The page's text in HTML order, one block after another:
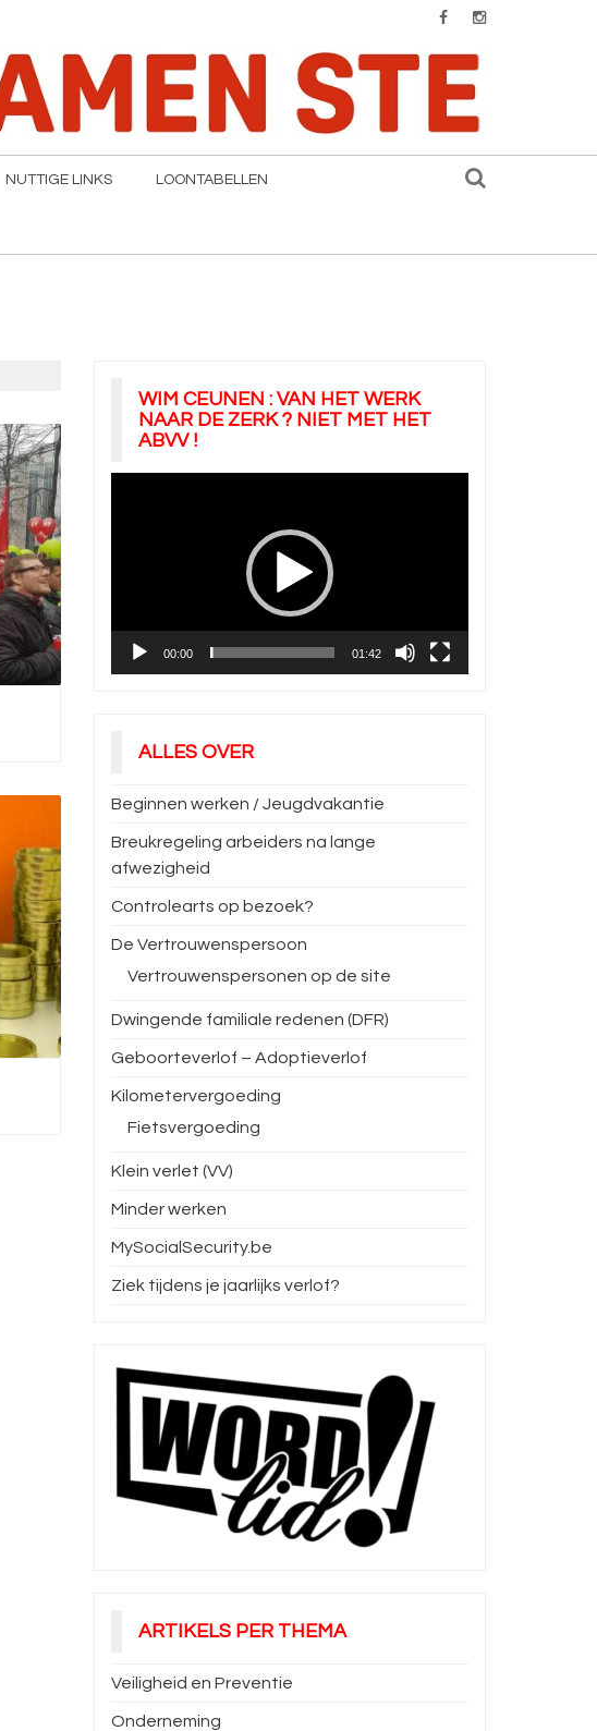
NUTTIGE LINKS LOONTABELLEN
WIM CEUNEN : VAN HET WERK
NAAR DE ZERK ? NIET MET HET
ABVV !
00:00 01:42
ALLES OVER
Beginnen werken / Jeugdvakantie
Breukregeling arbeiders na lange
afwezigheid
Controlearts op bezoek?
De Vertrouwenspersoon
Vertrouwenspersonen op de site
Dwingende familiale redenen (DFR)
Geboorteverlof – Adoptieverlof
Kilometervergoeding
Fietsvergoeding
Klein verlet (VV)
Minder werken
MySocialSecurity.be
Ziek tijdens je jaarlijks verlof?
ARTIKELS PER THEMA
Veiligheid en Preventie
Onderneming